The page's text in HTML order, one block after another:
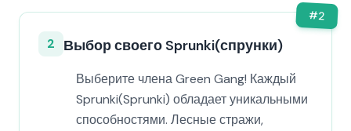
#2
2 Выбор своего Sprunki(спрунки)
Выберите члена Green Gang! Каждый
Sprunki(Sprunki) обладает уникальными
способностями. Лесные стражи,